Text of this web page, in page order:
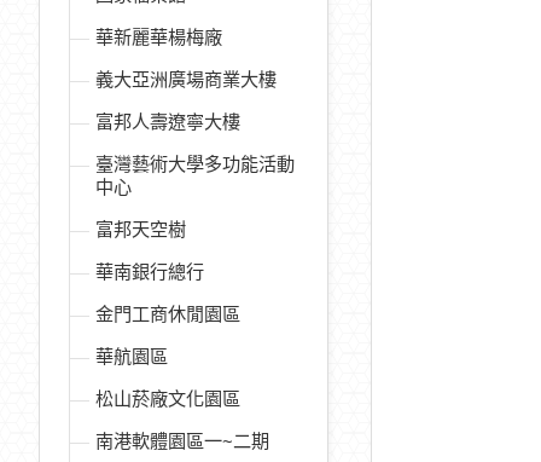
華新麗華楊梅廠
義大亞洲廣場商業大樓
富邦人壽遼寧大樓
臺灣藝術大學多功能活動
中心
富邦天空樹
華南銀行總行
金門工商休閒園區
華航園區
松山菸廠文化園區
南港軟體園區一~二期